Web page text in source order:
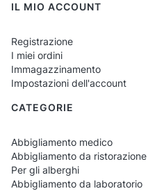
Bracciali classici
Bracciali elastici
libertà di
scuro,
locale.
Modelli unisex
personale,
IL MIO ACCOUNT
Registrazione
I miei ordini
Immagazzinamento
Impostazioni dell'account
CATEGORIE
Abbigliamento medico
Abbigliamento da ristorazione
Per gli alberghi
Abbigliamento da laboratorio